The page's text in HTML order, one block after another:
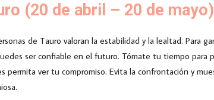
(20 de abril – 20 de
de Tauro valoran la estabilidad y la lealtad. Para
ser confiable en el futuro. Tómate tu tiempo para
permita ver tu compromiso. Evita la confrontación y